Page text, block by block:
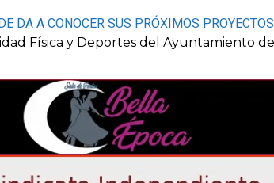
DA A CONOCER SUS PRÓXIMOS PROYECTOS
Física y Deportes del Ayuntamiento